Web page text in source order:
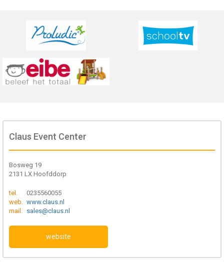
Claus Event Center
Bosweg 19
2131 LX Hoofddorp
tel.
0235560055
web.
www.claus.nl
mail.
sales@claus.nl
website